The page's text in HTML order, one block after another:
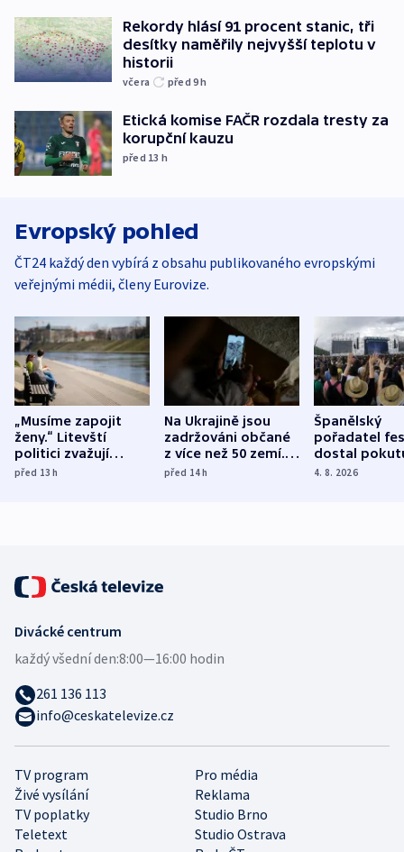
Rekordy hlásí 91 procent stanic, tři
desítky naměřily nejvyšší teplotu v
historii
včera před 9h
Etická komise FAČR rozdala tresty za
korupční kauzu
před 13 h
Evropský pohled
ČT24 každý den vybírá z obsahu publikovaného evropskými
veřejnými médii, členy Eurovize.
„Musíme zapojit
ženy.“ Litevští
politici zvažují
dohodu o
před 13h
Na Ukrajině jsou
zadržováni občané
z více než 50 zemí.
Bojovali na straně
před 14h
Španělský
pořadatel
dostal
nekalé
4. 8. 2026
TV program
Pro média
Živé vysílání
Reklama
TV poplatky
Studio Brno
Teletext
Studio Ostrava
Divácké centrum
každý všední den:8:00—16:00 hodin
261 136 113
info@ceskatelevize.cz